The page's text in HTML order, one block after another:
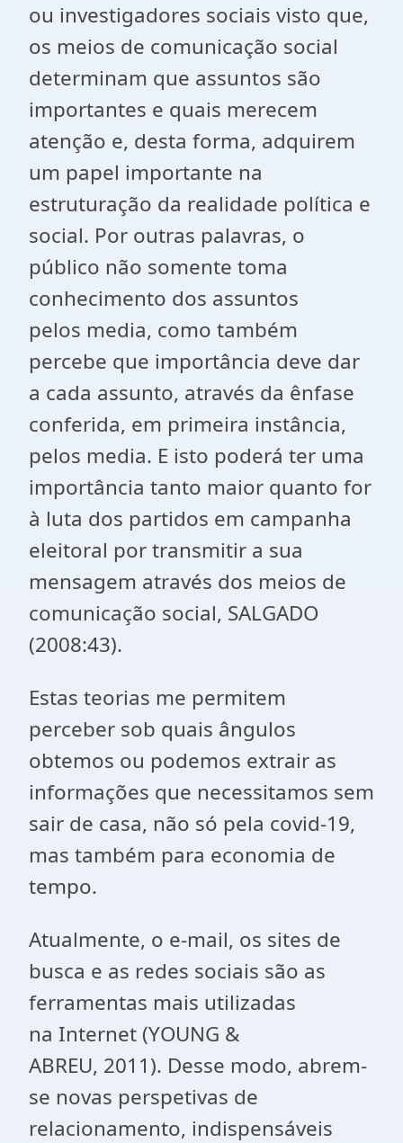
ou investigadores sociais visto que,
os meios de comunicação social
determinam que assuntos são
importantes e quais merecem
atenção e, desta forma, adquirem
um papel importante na
estruturação da realidade política e
social. Por outras palavras, o
público não somente toma
conhecimento dos assuntos
pelos media, como também
percebe que importância deve dar
a cada assunto, através da ênfase
conferida, em primeira instância,
pelos media. E isto poderá ter uma
importância tanto maior quanto for
à luta dos partidos em campanha
eleitoral por transmitir a sua
mensagem através dos meios de
comunicação social, SALGADO
(2008:43).
Estas teorias me permitem
perceber sob quais ângulos
obtemos ou podemos extrair as
informações que necessitamos sem
sair de casa, não só pela covid-19,
mas também para economia de
tempo.
Atualmente, o e-mail, os sites de
busca e as redes sociais são as
ferramentas mais utilizadas
na Internet (YOUNG &
ABREU, 2011). Desse modo, abrem-
se novas perspetivas de
relacionamento, indispensáveis